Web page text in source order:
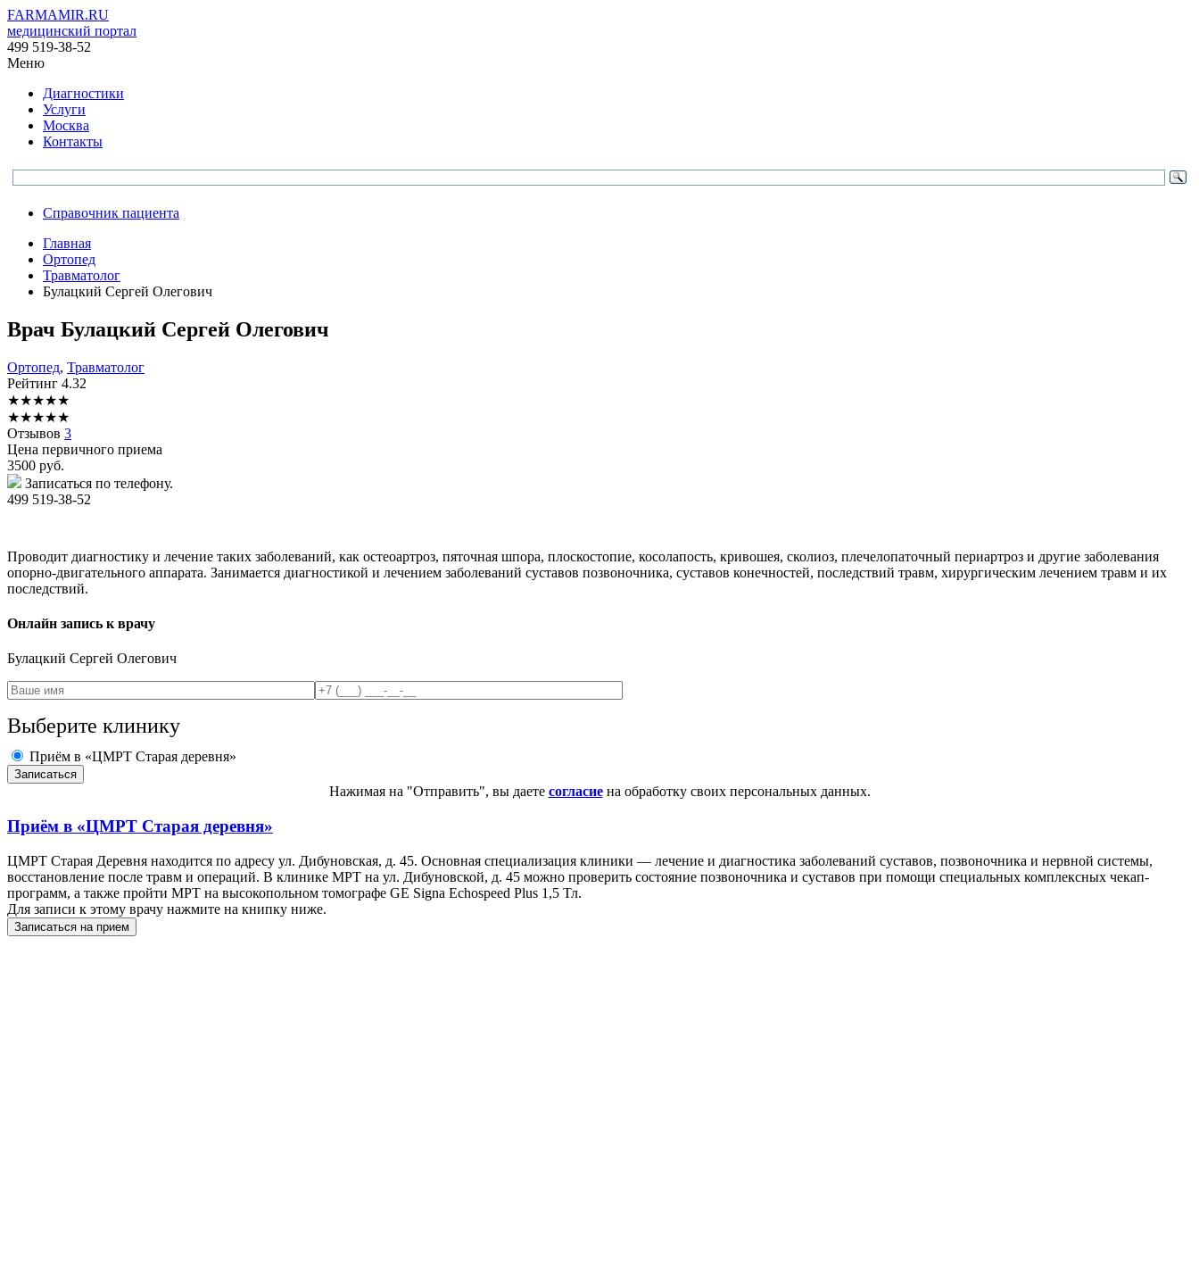
FARMAMIR.RU
медицинский портал
499 519-38-52
Меню
Диагностики
Услуги
Москва
Контакты
Справочник пациента
Главная
Ортопед
Травматолог
Булацкий Сергей Олегович
Врач Булацкий Сергей Олегович
Ортопед, Травматолог
Рейтинг 4.32
★★★★★
★★★★★
Отзывов 3
Цена первичного приема
3500 руб.
Записаться по телефону.
499 519-38-52
Проводит диагностику и лечение таких заболеваний, как остеоартроз, пяточная шпора, плоскостопие, косолапость, кривошея, сколиоз, плечелопаточный периартроз и другие заболевания
опорно-двигательного аппарата. Занимается диагностикой и лечением заболеваний суставов позвоночника, суставов конечностей, последствий травм, хирургическим лечением травм и их
последствий.
Онлайн запись к врачу
Булацкий Сергей Олегович
Выберите клинику
Приём в «ЦМРТ Старая деревня»
Нажимая на "Отправить", вы даете согласиена обработку своих персональных данных.
Приём в «ЦМРТ Старая деревня»
ЦМРТ Старая Деревня находится по адресу ул. Дибуновская, д. 45. Основная специализация клиники — лечение и диагностика заболеваний суставов, позвоночника и нервной системы,
восстановление после травм и операций. В клинике МРТ на ул. Дибуновской, д. 45 можно проверить состояние позвоночника и суставов при помощи специальных комплексных чекап-
программ, а также пройти МРТ на высокопольном томографе GE Signa Echospeed Plus 1,5 Тл.
Для записи к этому врачу нажмите на книпку ниже.
Записаться на прием